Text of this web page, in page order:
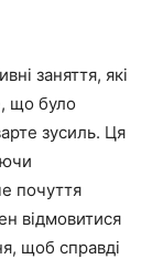
заняття, які
що було
зусиль. Ця
почуття
відмовитися
щоб справді